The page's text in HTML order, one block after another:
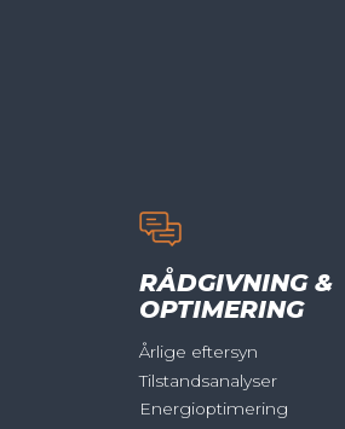
RÅDGIVNING &
OPTIMERING
Årlige eftersyn
Tilstandsanalyser
Energioptimering